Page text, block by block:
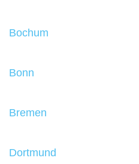
Bochum
Bonn
Bremen
Dortmund